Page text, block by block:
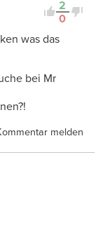
2
0
was das
bei Mr
melden